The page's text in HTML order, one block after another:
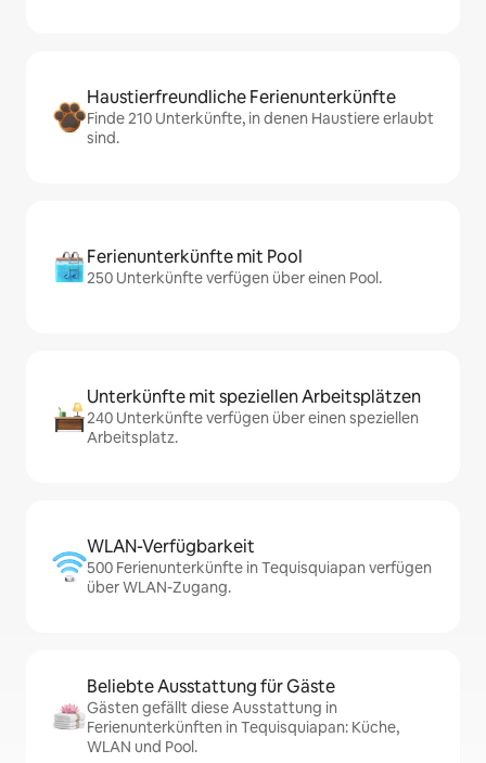
Haustierfreundliche Ferienunterkünfte
Finde 210 Unterkünfte, in denen Haustiere erlaubt
sind.
Ferienunterkünfte mit Pool
250 Unterkünfte verfügen über einen Pool.
Unterkünfte mit speziellen Arbeitsplätzen
240 Unterkünfte verfügen über einen speziellen
Arbeitsplatz.
WLAN-Verfügbarkeit
500 Ferienunterkünfte in Tequisquiapan verfügen
über WLAN-Zugang.
Beliebte Ausstattung für Gäste
Gästen gefällt diese Ausstattung in
Ferienunterkünften in Tequisquiapan: Küche,
WLAN und Pool.